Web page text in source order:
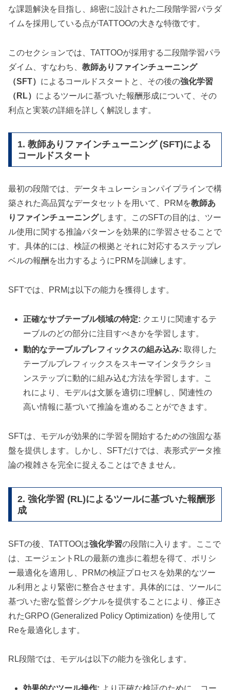
な課題解決を目指し、綿密に設計された二段階学習パラダ
イムを採用している点がTATTOOの大きな特徴です。
このセクションでは、TATTOOが採用する二段階学習パラ
ダイム、すなわち、 教師ありファインチューニング
（SFT） によるコールドスタートと、その後の強化学習
（RL） によるツールに基づいた報酬形成について、その
利点と実装の詳細を詳しく解説します。
1. 教師ありファインチューニング (SFT)による
コールドスタート
最初の段階では、データキュレーションパイプラインで構
築された高品質なデータセットを用いて、PRMを教師あ
りファインチューニングします。このSFTの目的は、ツー
ル使用に関する推論パターンを効果的に学習させることで
す。具体的には、検証の根拠とそれに対応するステップレ
ベルの報酬を出力するようにPRMを訓練します。
SFTでは、PRMは以下の能力を獲得します。
正確なサブテーブル領域の特定: クエリに関連するテ
ーブルのどの部分に注目すべきかを学習します。
動的なテーブルプレフィックスの組み込み: 取得した
テーブルプレフィックスをスキーマインタラクショ
ンステップに動的に組み込む方法を学習します。こ
れにより、モデルは文脈を適切に理解し、関連性の
高い情報に基づいて推論を進めることができます。
SFTは、モデルが効果的に学習を開始するための強固な基
盤を提供します。しかし、SFTだけでは、表形式データ推
論の複雑さを完全に捉えることはできません。
2. 強化学習 (RL)によるツールに基づいた報酬形
成
SFTの後、TATTOOは強化学習の段階に入ります。ここで
は、エージェントRLの最新の進歩に着想を得て、ポリシ
ー最適化を適用し、PRMの検証プロセスを効果的なツー
ル利用とより緊密に整合させます。具体的には、ツールに
基づいた密な監督シグナルを提供することにより、修正さ
れたGRPO (Generalized Policy Optimization) を使用して
Reを最適化します。
RL段階では、モデルは以下の能力を強化します。